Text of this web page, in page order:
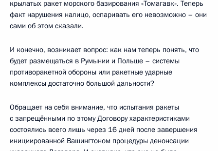
крылатых ракет морского базирования «Томагавк». Теперь
факт нарушения налицо, оспаривать его невозможно – они
сами об этом сказали.
И конечно, возникает вопрос: как нам теперь понять, что
будет размещаться в Румынии и Польше – системы
противоракетной обороны или ракетные ударные
комплексы достаточно большой дальности?
Обращает на себя внимание, что испытания ракеты
с запрещёнными по этому Договору характеристиками
состоялись всего лишь через 16 дней после завершения
инициированной Вашингтоном процедуры денонсации